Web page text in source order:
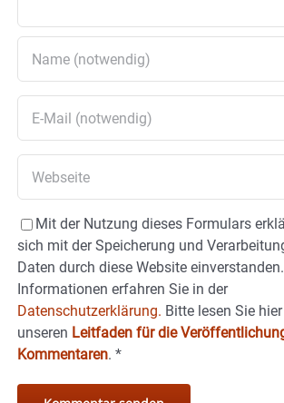
Mit der Nutzung dieses Formulars
sich mit der Speicherung und
Daten durch diese Website
Informationen erfahren Sie in der
Datenschutzerklärung. Bitte lesen Sie
unseren Leitfaden für die
Kommentaren. *